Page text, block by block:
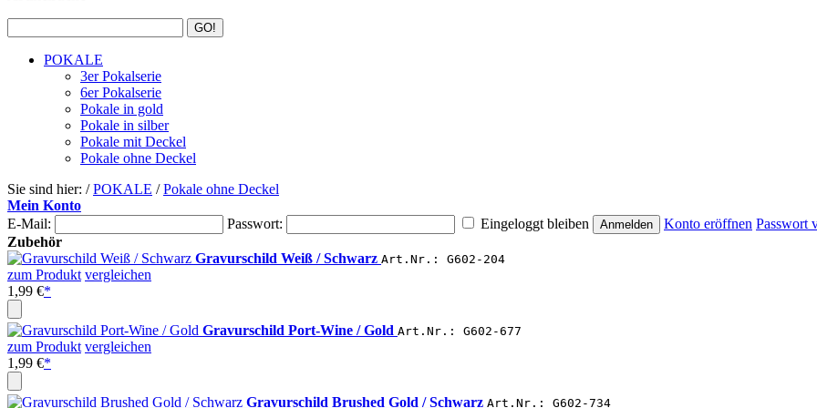
POKALE
3er Pokalserie
6er Pokalserie
Pokale in gold
Pokale in silber
Pokale mit Deckel
Pokale ohne Deckel
Sie sind hier: /POKALE /Pokale ohne Deckel
Mein Konto
E-Mail:
Passwort: Eingeloggt bleiben Konto eröffnen Passwort
Zubehör
Gravurschild Weiß / Schwarz Art.Nr.: G602-204
zum Produkt vergleichen
1,99 €*
Gravurschild Port-Wine / Gold Art.Nr.: G602-677
zum Produkt vergleichen
1,99 €*
Gravurschild Brushed Gold / Schwarz Art.Nr.: G602-734